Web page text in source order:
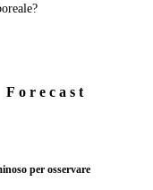
per osservare